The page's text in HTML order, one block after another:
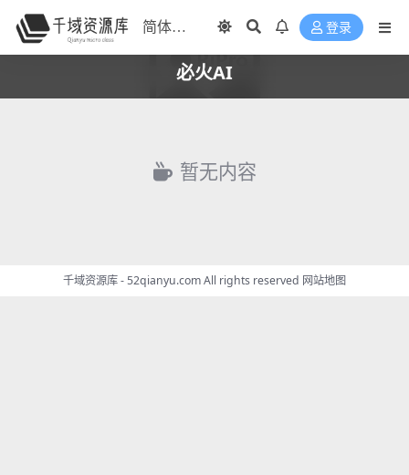
登录
必火AI
暂无内容
千域资源库 - 52qianyu.com All rights reserved 网站地图